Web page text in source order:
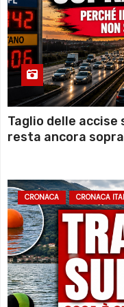
Taglio delle accise
resta ancora
CRONACA CRONACA